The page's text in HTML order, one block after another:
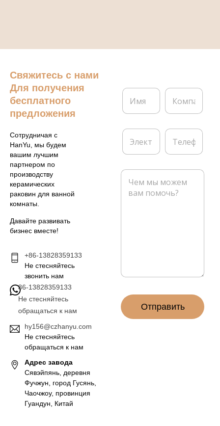
Свяжитесь с нами
Для получения
бесплатного
предложения
Сотрудничая с
HanYu, мы будем
вашим лучшим
партнером по
производству
керамических
раковин для ванной
комнаты.
Давайте развивать
бизнес вместе!
+86-13828359133
Не стесняйтесь
звонить нам
86-13828359133
Не стесняйтесь
обращаться к нам
hy156@czhanyu.com
Не стесняйтесь
обращаться к нам
Адрес завода
Сявэйпянь, деревня
Фучжун, город Гусянь,
Чаочжоу, провинция
Гуандун, Китай
И
я
К
м
а
и
я
Э
е
т
а
Т
л
ф
о
н
С
Отправить